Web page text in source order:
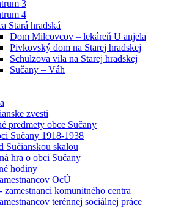
3
4
Stará hradská
Dom Milcovcov – lekáreň U anjela
Pivkovský dom na Starej hradskej
Schulzova vila na Starej hradskej
Sučany – Váh
zvesti
predmety obce Sučany
Sučany 1918-1938
Sučianskou skalou
hra o obci Sučany
hodiny
OcÚ
komunitného centra
terénnej sociálnej práce